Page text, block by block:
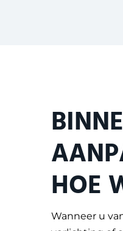
HOE
Wanneer u